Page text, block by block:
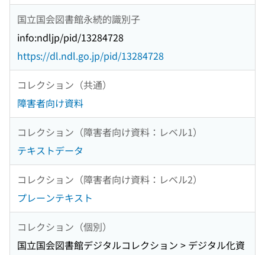
国立国会図書館永続的識別子
info:ndljp/pid/13284728
https://dl.ndl.go.jp/pid/13284728
コレクション（共通）
障害者向け資料
コレクション（障害者向け資料：レベル1）
テキストデータ
コレクション（障害者向け資料：レベル2）
プレーンテキスト
コレクション（個別）
国立国会図書館デジタルコレクション > デジタル化資